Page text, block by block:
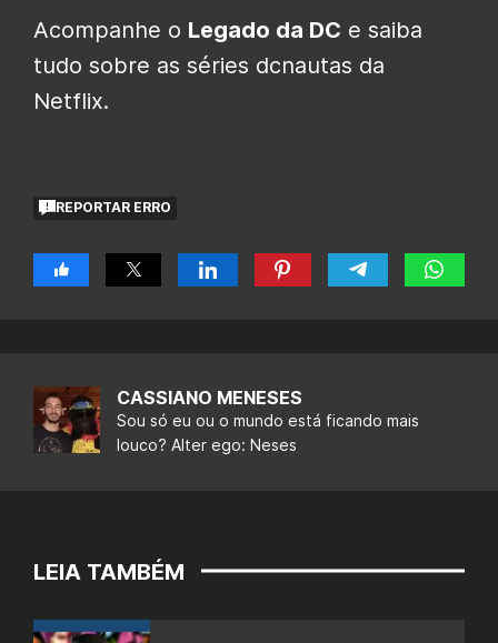
Acompanhe o Legado da DC e saiba
tudo sobre as séries dcnautas da
Netflix.
REPORTAR ERRO
CASSIANO MENESES
Sou só eu ou o mundo está ficando mais
louco? Alter ego: Neses
LEIA TAMBÉM